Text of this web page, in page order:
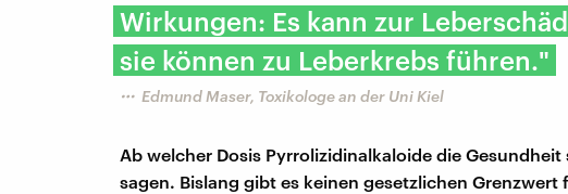
Wirkungen: Es kann zur
sie können zu Leberkrebs führen."
Edmund Maser, Toxikologe an der Uni Kiel
Ab welcher Dosis Pyrrolizidinalkaloide die
sagen. Bislang gibt es keinen gesetzlichen Grenzwert